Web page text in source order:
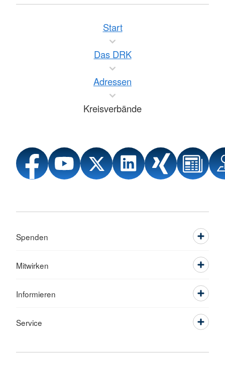
Start
Das DRK
Adressen
Kreisverbände
Spenden
Mitwirken
Informieren
Service